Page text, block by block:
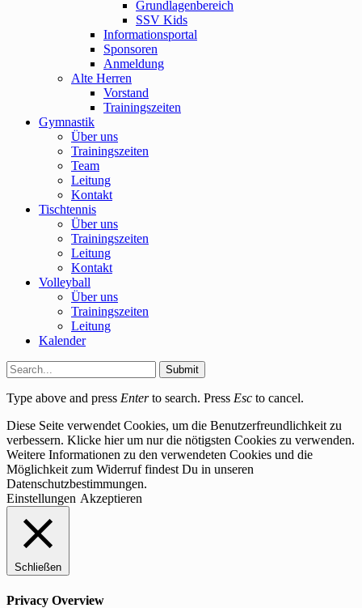
Grundlagenbereich
SSV Kids
Informationsportal
Sponsoren
Anmeldung
Alte Herren
Vorstand
Trainingszeiten
Gymnastik
Über uns
Trainingszeiten
Team
Leitung
Kontakt
Tischtennis
Über uns
Trainingszeiten
Leitung
Kontakt
Volleyball
Über uns
Trainingszeiten
Leitung
Kalender
Submit
Type above and press Enterto search. Press Esc to cancel.
Diese Seite verwendet Cookies, um die Benutzerfreundlichkeit zu
verbessern. Klicke hier um nur die nötigsten Cookies zu verwenden.
Weitere Informationen zu den verwendeten Cookies und die
Möglichkeit zum Widerruf findest Du in unseren
Datenschutzbestimmungen.
Einstellungen Akzeptieren
Schließen
Privacy Overview